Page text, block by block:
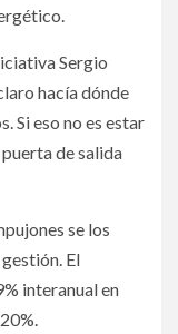
Sergio
hacía dónde
Si eso no es estar
de salida
se los
El
interanual en